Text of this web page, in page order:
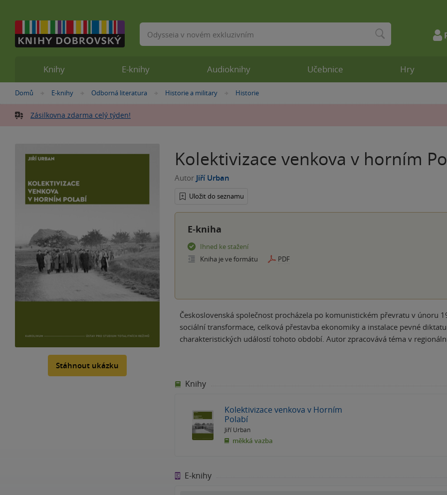
Nacházíte
zde:
Domů »
E-knihy »
Odborná literatura »Historie a military »Historie
Zásilkovna zdarma celý týden!
Stáhnout ukázku
Kolektivizace venkova v horním
Autor Jiří Urban
Uložit do seznamu
E-kniha
Ihned ke stažení
Kniha je ve formátu
PDF
Československá společnost procházela po komunistickém převratu v únoru
sociální transformace, celková přestavba ekonomiky a instalace pevné
charakteristických událostí tohoto období. Autor zpracovává téma v
Knihy
Kolektivizace venkova v Horním
Polabí
Jiří Urban
měkká vazba
E-knihy
Knihy E-knihy Audioknihy Učebnice Hry
Vyhledávání